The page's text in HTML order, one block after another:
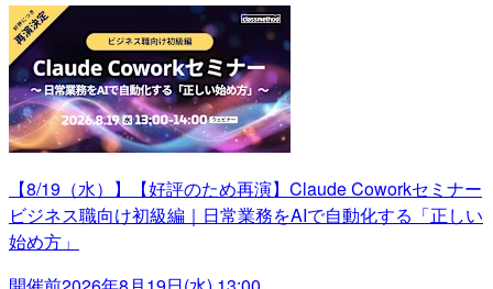
【8/19（水）】【好評のため再演】Claude Coworkセミナー
ビジネス職向け初級編｜日常業務をAIで自動化する「正しい
始め方」